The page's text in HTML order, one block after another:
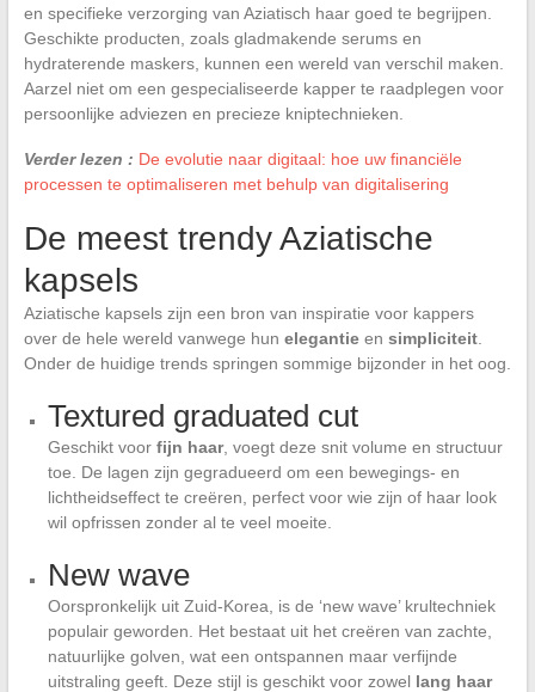
en specifieke verzorging van Aziatisch haar goed te begrijpen.
Geschikte producten, zoals gladmakende serums en
hydraterende maskers, kunnen een wereld van verschil maken.
Aarzel niet om een gespecialiseerde kapper te raadplegen voor
persoonlijke adviezen en precieze kniptechnieken.
Verder lezen : De evolutie naar digitaal: hoe uw financiële
processen te optimaliseren met behulp van digitalisering
De meest trendy Aziatische
kapsels
Aziatische kapsels zijn een bron van inspiratie voor kappers
over de hele wereld vanwege hun elegantieen simpliciteit.
Onder de huidige trends springen sommige bijzonder in het oog.
Textured graduated cut
Geschikt voor fijn haar, voegt deze snit volume en structuur
toe. De lagen zijn gegradueerd om een bewegings- en
lichtheidseffect te creëren, perfect voor wie zijn of haar look
wil opfrissen zonder al te veel moeite.
New wave
Oorspronkelijk uit Zuid-Korea, is de ‘new wave’ krultechniek
populair geworden. Het bestaat uit het creëren van zachte,
natuurlijke golven, wat een ontspannen maar verfijnde
uitstraling geeft. Deze stijl is geschikt voor zowel lang haar